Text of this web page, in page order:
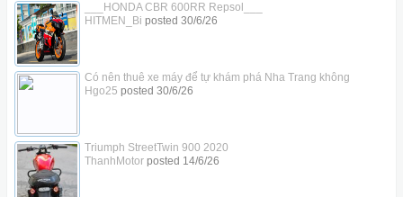
___HONDA CBR 600RR Repsol___
HITMEN_Bi posted 30/6/26
Có nên thuê xe máy để tự khám phá Nha Trang không
Hgo25 posted 30/6/26
Triumph StreetTwin 900 2020
ThanhMotorposted 14/6/26